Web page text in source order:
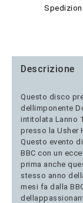
Descrizione
Questo disco
dellimponente
intitolata Lanno
presso la Usher
Questo evento
BBC con un
prima anche
stesso anno
mesi fa dalla